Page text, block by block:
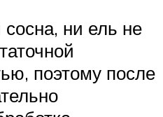
ни ель не
поэтому после